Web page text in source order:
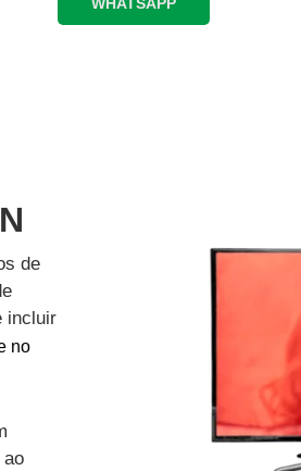
de
incluir
no
ao